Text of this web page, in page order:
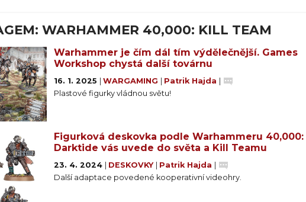
WARHAMMER 40,000: KILL TEAM
Warhammer je čím dál tím výdělečnější. Games
Workshop chystá další továrnu
16. 1. 2025 WARGAMING Patrik Hajda
Plastové figurky vládnou světu!
Figurková deskovka podle Warhammeru 40,000:
Darktide vás uvede do světa a Kill Teamu
23. 4. 2024 DESKOVKY Patrik Hajda
Další adaptace povedené kooperativní videohry.